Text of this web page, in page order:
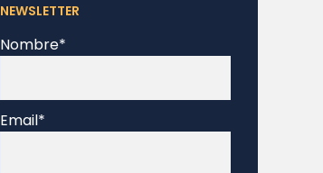
NEWSLETTER
Nombre*
Email*